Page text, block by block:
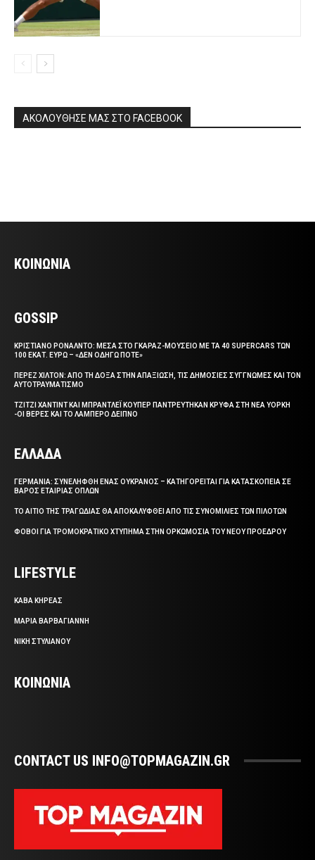
ΑΚΟΛΟΥΘΗΣΕ ΜΑΣ ΣΤΟ FACEBOOK
ΚΟΙΝΩΝΙΑ
GOSSIP
ΚΡΙΣΤΙΑΝΟ ΡΟΝΑΛΝΤΟ: ΜΕΣΑ ΣΤΟ ΓΚΑΡΑΖ-ΜΟΥΣΕΙΟ ΜΕ ΤΑ 40 SUPERCARS ΤΩΝ
100 ΕΚΑΤ. ΕΥΡΩ – «ΔΕΝ ΟΔΗΓΩ ΠΟΤΕ»
ΠΕΡΕΖ ΧΙΛΤΟΝ: ΑΠΟ ΤΗ ΔΟΞΑ ΣΤΗΝ ΑΠΑΞΙΩΣΗ, ΤΙΣ ΔΗΜΟΣΙΕΣ ΣΥΓΓΝΩΜΕΣ ΚΑΙ ΤΟΝ
ΑΥΤΟΤΡΑΥΜΑΤΙΣΜΟ
ΤΖΙΤΖΙ ΧΑΝΤΙΝΤ ΚΑΙ ΜΠΡΑΝΤΛΕΪ ΚΟΥΠΕΡ ΠΑΝΤΡΕΥΤΗΚΑΝ ΚΡΥΦΑ ΣΤΗ ΝΕΑ ΥΟΡΚΗ
-ΟΙ ΒΕΡΕΣ ΚΑΙ ΤΟ ΛΑΜΠΕΡΟ ΔΕΙΠΝΟ
ΕΛΛΑΔΑ
ΓΕΡΜΑΝΙΑ: ΣΥΝΕΛΗΦΘΗ ΕΝΑΣ ΟΥΚΡΑΝΟΣ – ΚΑΤΗΓΟΡΕΙΤΑΙ ΓΙΑ ΚΑΤΑΣΚΟΠΕΙΑ ΣΕ
ΒΑΡΟΣ ΕΤΑΙΡΙΑΣ ΟΠΛΩΝ
ΤΟ ΑΙΤΙΟ ΤΗΣ ΤΡΑΓΩΔΙΑΣ ΘΑ ΑΠΟΚΑΛΥΦΘΕΙ ΑΠΟ ΤΙΣ ΣΥΝΟΜΙΛΙΕΣ ΤΩΝ ΠΙΛΟΤΩΝ
ΦΟΒΟΙ ΓΙΑ ΤΡΟΜΟΚΡΑΤΙΚΟ ΧΤΥΠΗΜΑ ΣΤΗΝ ΟΡΚΩΜΟΣΙΑ ΤΟΥ ΝΕΟΥ ΠΡΟΕΔΡΟΥ
LIFESTYLE
ΚΑΒΑ ΚΗΡΕΑΣ
ΜΑΡΙΑ ΒΑΡΒΑΓΙΑΝΝΗ
ΝΙΚΗ ΣΤΥΛΙΑΝΟΥ
ΚΟΙΝΩΝΙΑ
CONTACT US INFO@TOPMAGAZIN.GR